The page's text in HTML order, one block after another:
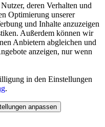
deren Verhalten und
Optimierung unserer
und Inhalte anzuzeigen
Außerdem können wir
Anbietern abgleichen und
anzeigen, nur wenn
in den Einstellungen
.
anpassen